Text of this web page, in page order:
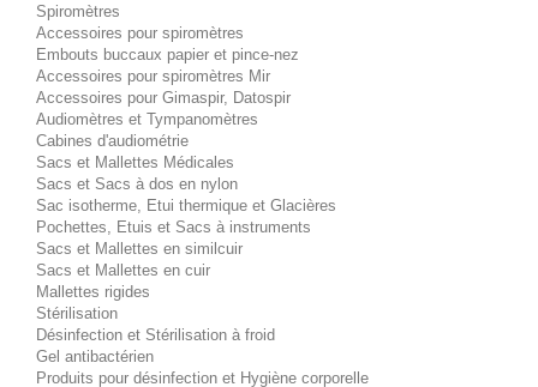
Spiromètres
Accessoires pour spiromètres
Embouts buccaux papier et pince-nez
Accessoires pour spiromètres Mir
Accessoires pour Gimaspir, Datospir
Audiomètres et Tympanomètres
Cabines d'audiométrie
Sacs et Mallettes Médicales
Sacs et Sacs à dos en nylon
Sac isotherme, Etui thermique et Glacières
Pochettes, Etuis et Sacs à instruments
Sacs et Mallettes en similcuir
Sacs et Mallettes en cuir
Mallettes rigides
Stérilisation
Désinfection et Stérilisation à froid
Gel antibactérien
Produits pour désinfection et Hygiène corporelle